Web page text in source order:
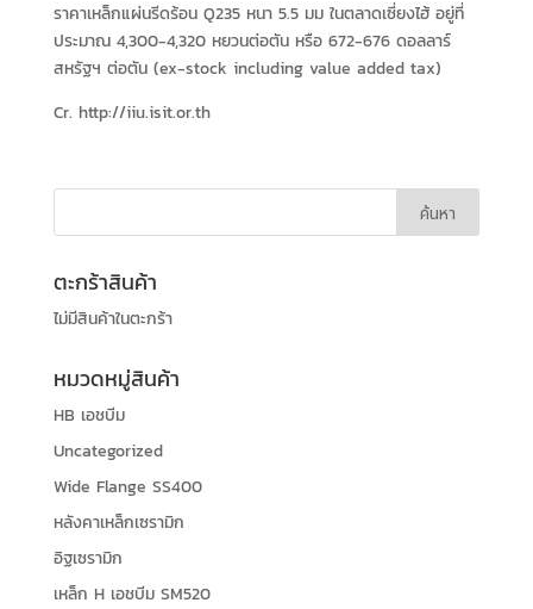
ราคาเหล็กแผ่นรีดร้อน Q235 หนา 5.5 มม ในตลาดเซี่ยงไฮ้ อยู่ที่
ประมาณ 4,300-4,320 หยวนต่อตัน หรือ 672-676 ดอลลาร์
สหรัฐฯ ต่อตัน (ex-stock including value added tax)
Cr. http://iiu.isit.or.th
ตะกร้าสินค้า
ไม่มีสินค้าในตะกร้า
หมวดหมู่สินค้า
HB เอชบีม
Uncategorized
Wide Flange SS400
หลังคาเหล็กเซรามิก
อิฐเซรามิก
เหล็ก H เอชบีม SM520